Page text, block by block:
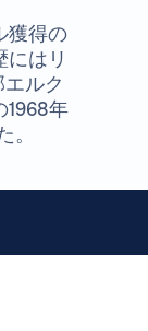
獲得の
にはリ
ルク
1968年
。